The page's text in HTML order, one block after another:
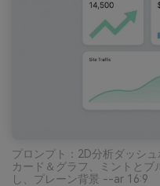
プロンプト：2D分析ダッシ
カード＆グラフ、ミントと
し、プレーン背景 --ar 16:9